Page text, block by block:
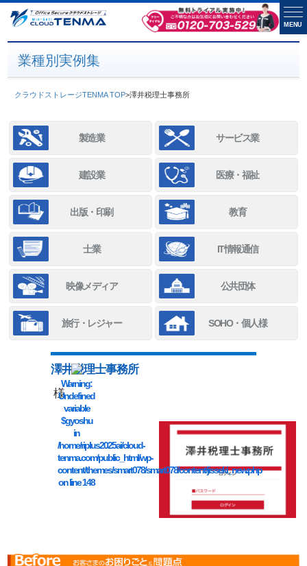
業種別実例集
クラウドストレージTENMA TOP>澤井税理士事務所
製造業 サービス業
建設業 医療・福祉
出版・印刷 教育
士業 IT情報通信
映像メディア 公共団体
旅行・レジャー SOHO・個人様
Warning:
Undefined
variable
$gyoshu
in
/home/riplus2025ai/cloud-
tenma.com/public_html/wp-
content/themes/smart078/smart078/content/jisseki_new.php
on line148
澤井税理士事務所
様
MENU